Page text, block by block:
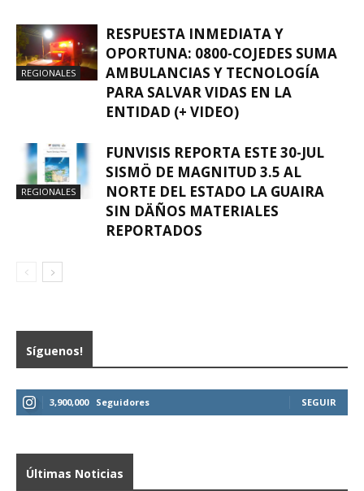
REGIONALES
RESPUESTA INMEDIATA Y
OPORTUNA: 0800-COJEDES SUMA
AMBULANCIAS Y TECNOLOGÍA
PARA SALVAR VIDAS EN LA
ENTIDAD (+ VIDEO)
REGIONALES
FUNVISIS REPORTA ESTE 30-JUL
SISMÖ DE MAGNITUD 3.5 AL
NORTE DEL ESTADO LA GUAIRA
SIN DÄÑOS MATERIALES
REPORTADOS
Síguenos!
3,900,000 Seguidores SEGUIR
Últimas Noticias